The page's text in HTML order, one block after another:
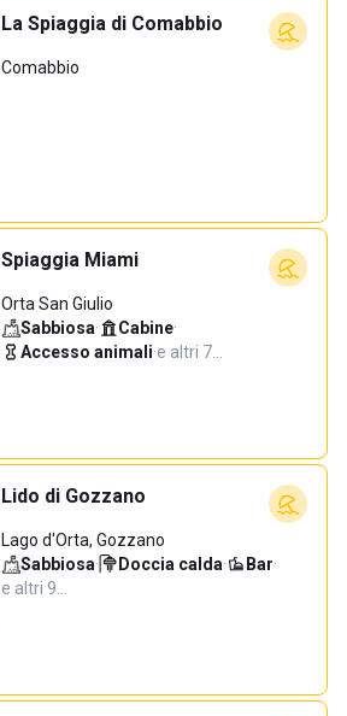
La Spiaggia di Comabbio
Comabbio
Spiaggia Miami
Orta San Giulio
Sabbiosa· Cabine·
Accesso animali·e altri 7…
Lido di Gozzano
Lago d'Orta, Gozzano
Sabbiosa· Doccia calda· Bar·
e altri 9…